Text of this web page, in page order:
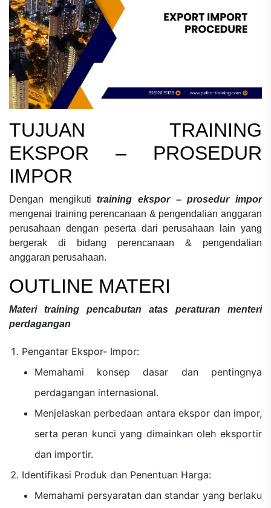
TUJUAN TRAINING
EKSPOR – PROSEDUR
IMPOR
Dengan mengikuti
training ekspor – prosedur impor
mengenai training perencanaan & pengendalian anggaran
perusahaan dengan peserta dari perusahaan lain yang
bergerak di bidang perencanaan & pengendalian
anggaran perusahaan.
OUTLINE MATERI
Materi training pencabutan atas peraturan menteri
perdagangan
Pengantar Ekspor- Impor:
Memahami konsep dasar dan pentingnya
perdagangan internasional.
Menjelaskan perbedaan antara ekspor dan impor,
serta peran kunci yang dimainkan oleh eksportir
dan importir.
Identifikasi Produk dan Penentuan Harga:
Memahami persyaratan dan standar yang berlaku